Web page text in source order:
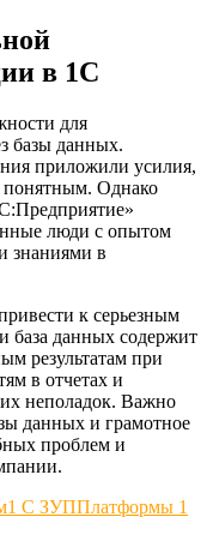
в 1С
для
базы данных.
приложили усилия,
понятным. Однако
люди с опытом
знаниями в
к серьезным
база данных содержит
результатам при
в отчетах и
неполадок. Важно
данных и грамотное
проблем и
1 С ЗУППлатформы 1